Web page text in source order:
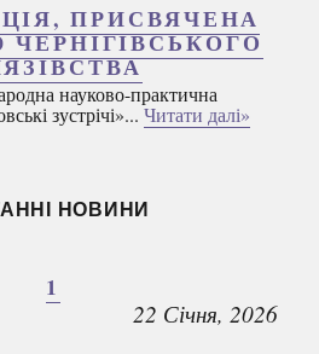
ПРИСВЯЧЕНА
ЧЕРНІГІВСЬКОГО
науково-практична
зустрічі»...Читати далі»
НОВИНИ
1
22 Січня, 2026